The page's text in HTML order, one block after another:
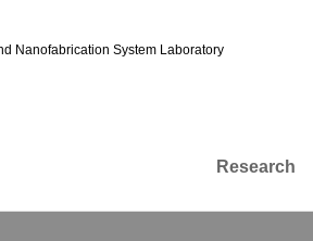
Research